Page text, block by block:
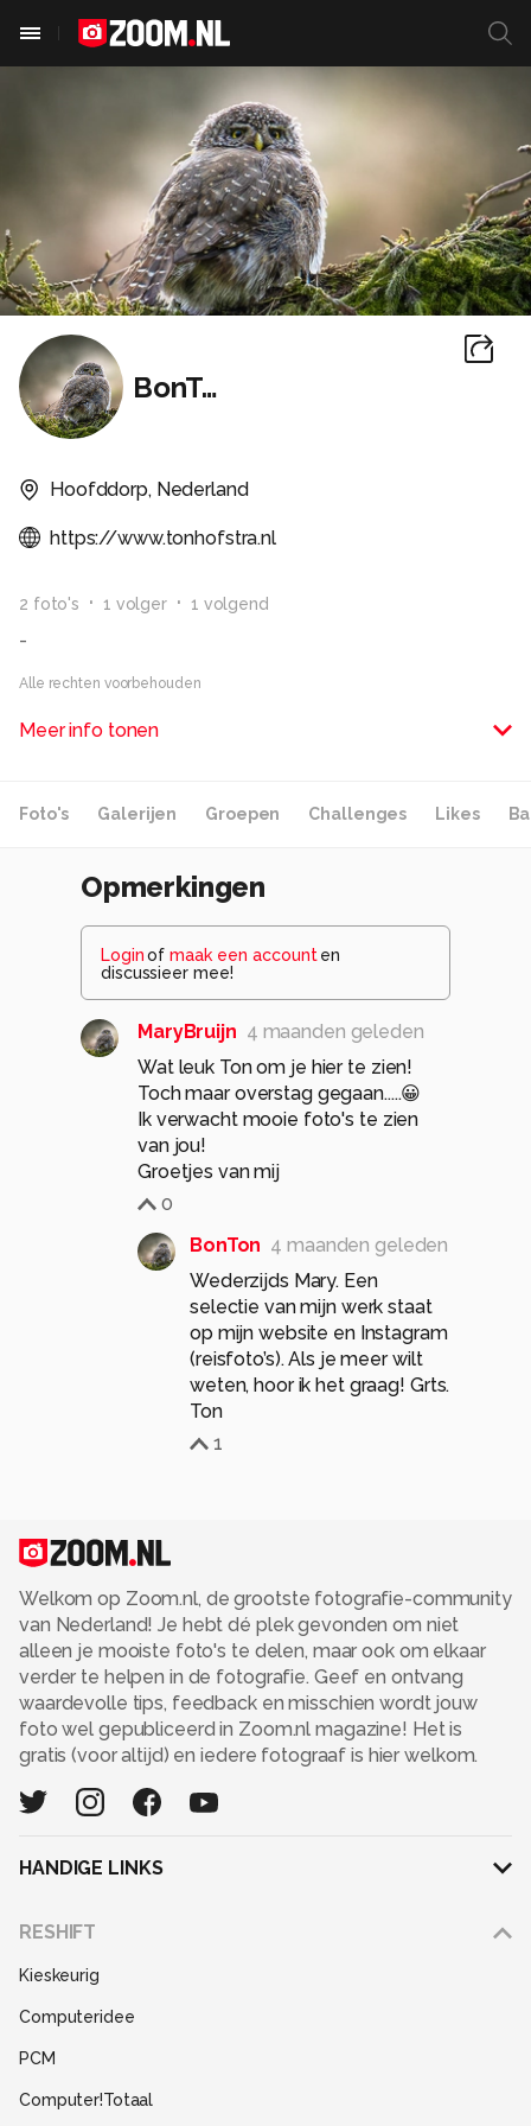
BonTon
Hoofddorp, Nederland
https://www.tonhofstra.nl
2 foto's 1 volger 1 volgend
-
Alle rechten voorbehouden
Meer info tonen
Foto's Galerijen Groepen Challenges Likes
Opmerkingen
Loginof maak een account en
discussieer mee!
MaryBruijn 4 maanden geleden
Wat leuk Ton om je hier te zien!
Toch maar overstag gegaan.....😀
Ik verwacht mooie foto's te zien
van jou!
Groetjes van mij
0
BonTon 4 maanden geleden
Wederzijds Mary. Een
selectie van mijn werk staat
op mijn website en Instagram
(reisfoto’s). Als je meer wilt
weten, hoor ik het graag! Grts.
Ton
1
Welkom op Zoom.nl, de grootste fotografie-community
van Nederland! Je hebt dé plek gevonden om niet
alleen je mooiste foto's te delen, maar ook om elkaar
verder te helpen in de fotografie. Geef en ontvang
waardevolle tips, feedback en misschien wordt jouw
foto wel gepubliceerd in Zoom.nl magazine! Het is
gratis (voor altijd) en iedere fotograaf is hier welkom.
HANDIGE LINKS
RESHIFT
Kieskeurig
Computeridee
PCM
Computer!Totaal